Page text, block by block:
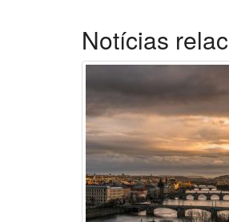
Notícias